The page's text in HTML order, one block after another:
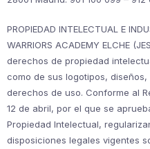
PROPIEDAD INTELECTUAL E
WARRIORS ACADEMY ELCHE
derechos de propiedad
como de sus logotipos,
derechos de uso. Conforme al
12 de abril, por el que se
Propiedad Intelectual,
disposiciones legales vigentes